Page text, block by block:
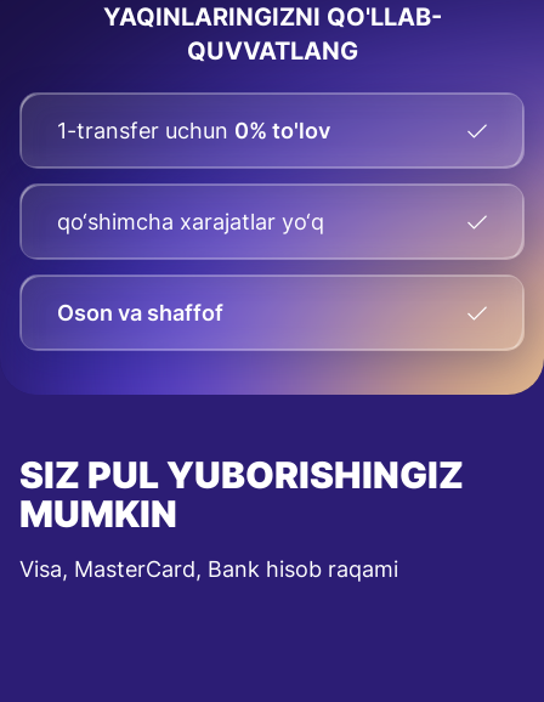
YAQINLARINGIZNI QO'LLAB-
QUVVATLANG
1-transfer uchun 0% to'lov
qo‘shimcha xarajatlar yo‘q
Oson va shaffof
SIZ PUL YUBORISHINGIZ
MUMKIN
Visa, MasterCard, Bank hisob raqami